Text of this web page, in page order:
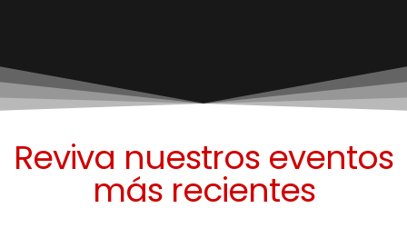
Reviva nuestros eventos
más recientes